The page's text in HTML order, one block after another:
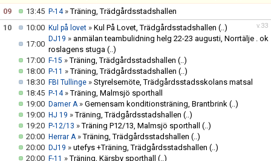
NYHETER
PROFILKLÄDER
ÖVERGÅNGSANSVARIG OCH ÖVERGÅNGSPOLICY
PLAY IT FORWARD
FBI TULLINGE HALL OF FAME
09
13:45 P-14»Träning, Trädgårdsstadshallen
v.33
10 10:00 Kul på lovet » Kul På Lovet, Trädgårdsstadshallen (..)
17:00
DJ19 » anmälan teambulidning helg 22-23 augusti, Norrtälje . ok
roslagens stuga (..)
17:00 F-15 »Träning, Trädgårdsstadshallen (..)
18:00 P-11 »Träning, Trädgårdsstadshallen (..)
18:30 FBI Tullinge » Styrelsemöte, Trädgårdsstadsskolans matsal
18:45 P-14»Träning, Malmsjö sporthall
19:00 Damer A» Gemensam konditionsträning, Brantbrink (..)
19:00 HJ 19 »Träning, Trädgårdsstadshallen (..)
19:20 P-12/13 »Träning P12/13, Malmsjö sporthall (..)
20:00 Herrar A»Träning, Trädgårdsstadshallen (..)
20:00 DJ19 » utefys +Träning, Trädgårdsstadshallen (..)
20:00 F-11 »Träning, Kärsby sporthall (..)